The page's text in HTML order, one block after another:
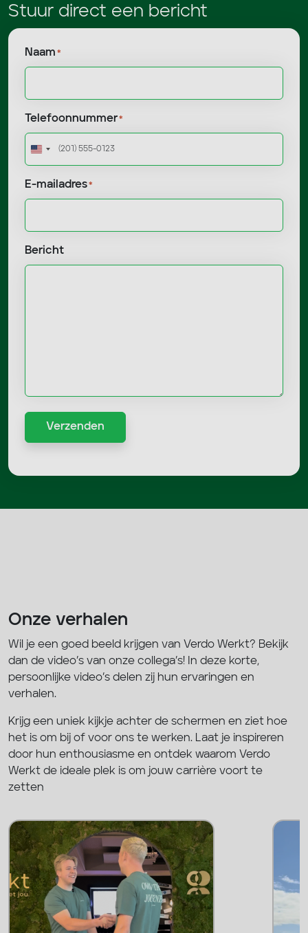
Stuur direct een bericht
Naam *
Telefoonnummer*
Verenigde
+1
E-mailadres*
Bericht
Verzenden
Onze verhalen
Wil je een goed beeld krijgen van Verdo Werkt? Bekijk
dan de video’s van onze collega’s! In deze korte,
persoonlijke video’s delen zij hun ervaringen en
verhalen.
Krijg een uniek kijkje achter de schermen en ziet hoe
het is om bij of voor ons te werken. Laat je inspireren
door hun enthousiasme en ontdek waarom Verdo
Werkt de ideale plek is om jouw carrière voort te
zetten